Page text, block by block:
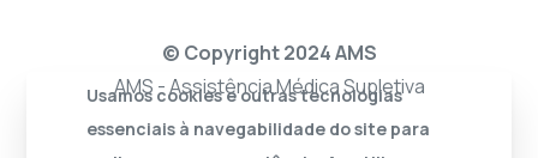
© Copyright 2024 AMS
AMS - Assistência Médica Supletiva
Usamos cookies e outras tecnologias
essenciais à navegabilidade do site para